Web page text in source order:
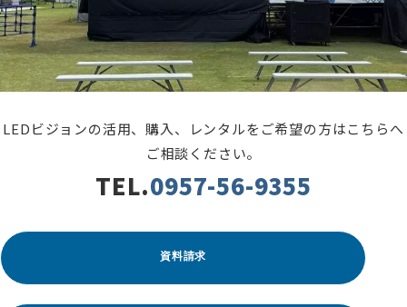
LEDビジョンの活用、購入、レンタルをご希望の方はこちらへ
ご相談ください。
TEL.0957-56-9355
資料請求